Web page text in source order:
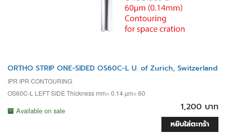
ORTHO STRIP ONE-SIDED OS60C-L U. of Zurich, Switzerland
IPR IPR CONTOURING
OS60C-L LEFT SIDE Thickness mm= 0.14 µm= 60
Available on sale 1,200 บาท
หยิบใส่ตะกร้า